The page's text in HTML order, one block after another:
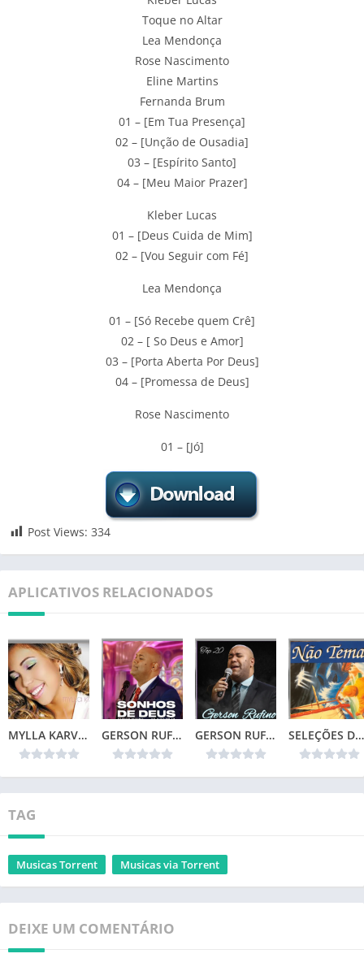
Toque no Altar
Lea Mendonça
Rose Nascimento
Eline Martins
Fernanda Brum
01 – [Em Tua Presença]
02 – [Unção de Ousadia]
03 – [Espírito Santo]
04 – [Meu Maior Prazer]
Kleber Lucas
01 – [Deus Cuida de Mim]
02 – [Vou Seguir com Fé]
Lea Mendonça
01 – [Só Recebe quem Crê]
02 – [ So Deus e Amor]
03 – [Porta Aberta Por Deus]
04 – [Promessa de Deus]
Rose Nascimento
01 – [Jó]
Post Views: 334
APLICATIVOS RELACIONADOS
MYLLA KARVALHO – MINHA VIDA GERSON RUFINO – SONHOS DE DEUS (2024) GERSON RUFINO – TOP 20 SELEÇÕES DA COLEÇÃO CANÇÕES DE VIDA – NÃO TEMAS (1996)📌
TAG
Musicas Torrent Musicas via Torrent
DEIXE UM COMENTÁRIO